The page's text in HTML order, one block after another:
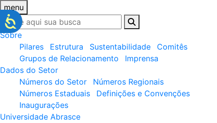
menu
Sobre
Pilares
Estrutura Sustentabilidade
Comitês
Grupos de Relacionamento
Imprensa
Dados do Setor
Números do Setor
Números Regionais
Números Estaduais
Definições e Convenções
Inaugurações
Universidade Abrasce